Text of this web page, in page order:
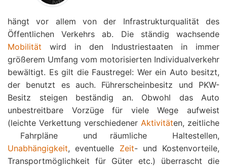
hängt vor allem von der Infrastrukturqualität des
Öffentlichen Verkehrs ab. Die ständig wachsende
Mobilität wird in den Industriestaaten in immer
größerem Umfang vom motorisierten Individualverkehr
bewältigt. Es gilt die Faustregel: Wer ein Auto besitzt,
der benutzt es auch. Führerscheinbesitz und PKW-
Besitz steigen beständig an. Obwohl das Auto
unbestreitbare Vorzüge für viele Wege aufweist
(leichte Verkettung verschiedener Aktivitäten, zeitliche
 Fahrpläne  und räumliche  Haltestellen,
Unabhängigkeit, eventuelle Zeit- und Kostenvorteile,
Transportmöglichkeit für Güter etc.) überrascht die